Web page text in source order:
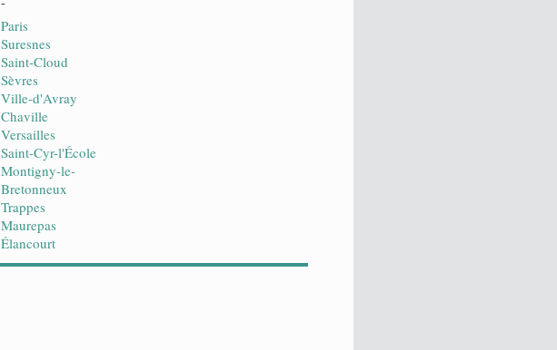
Paris
Suresnes
Saint-Cloud
Sèvres
Ville-d'Avray
Chaville
Versailles
Saint-Cyr-l'École
Montigny-le-
Bretonneux
Trappes
Maurepas
Élancourt